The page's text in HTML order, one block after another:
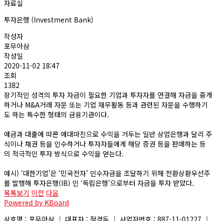
자료실
투자은행 (Investment Bank)
작성자
포무아삼
작성일
2020-11-02 18:47
조회
1382
장기적인 성격의 투자 자금이 필요한 기업과 투자자를 연결해 자금을 중개
하거나 M&A거래 자문 또는 기업 재무활동 등과 관련된 자문을 수행하기
도 하는 특수한 형태의 금융기관이다.
예금과 대출에 따른 예대마진으로 수익을 거두는 일반 상업은행과 달리 주
식이나 채권 등을 인수하거나 투자자들에게 해당 증권 등을 판매하는 등
의 적극적인 투자 방식으로 수익을 얻는다.
예시) ‘대한기업’은 ‘민국전자’ 인수자금을 조달하기 위해 전환상환우선주
를 발행해 투자은행(IB) 인 ‘독립은행’으로부터 자금을 투자 받았다.
목록보기 이전 다음
Powered by KBoard
상호명 : 포무아삼 │ 대표자 : 정경두 │ 사업자번호 : 887-11-01227 │